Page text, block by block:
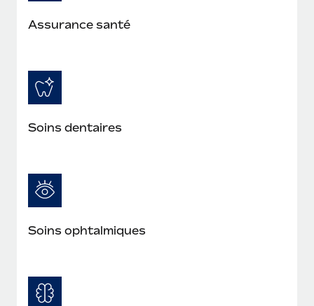
Assurance santé
Soins dentaires
Soins ophtalmiques